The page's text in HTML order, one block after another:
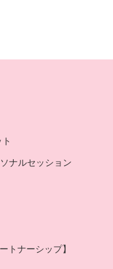
ナルセッション
トナーシップ】